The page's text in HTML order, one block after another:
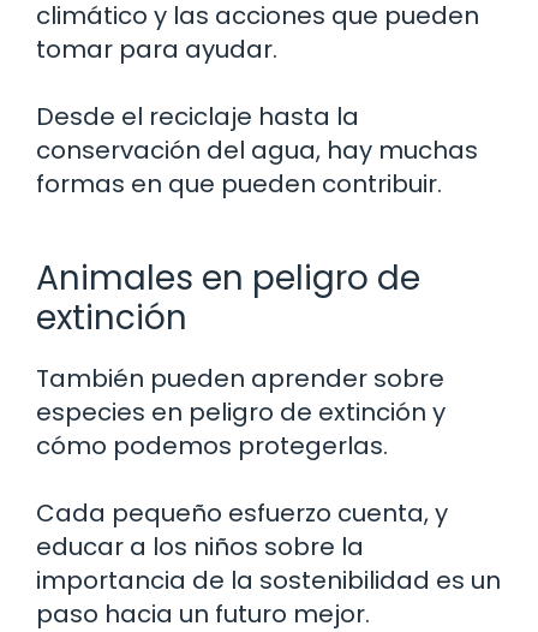
climático y las acciones que pueden
tomar para ayudar.
Desde el reciclaje hasta la
conservación del agua, hay muchas
formas en que pueden contribuir.
Animales en peligro de
extinción
También pueden aprender sobre
especies en peligro de extinción y
cómo podemos protegerlas.
Cada pequeño esfuerzo cuenta, y
educar a los niños sobre la
importancia de la sostenibilidad es un
paso hacia un futuro mejor.